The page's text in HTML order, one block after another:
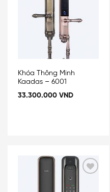
Khóa Thông Minh
Kaadas – 6001
33.300.000 VND